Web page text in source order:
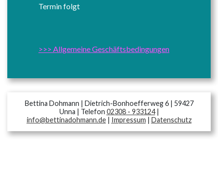
Termin folgt
>>> Allgemeine Geschäftsbedingungen
Bettina Dohmann | Dietrich-Bonhoefferweg 6 | 59427
Unna | Telefon 02308 - 933124|
info@bettinadohmann.de| Impressum | Datenschutz